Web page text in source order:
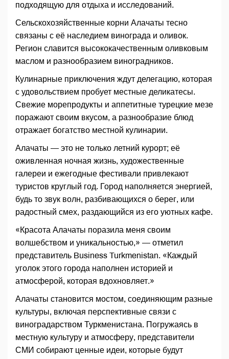
подходящую для отдыха и исследований.
Сельскохозяйственные корни Алачаты тесно
связаны с её наследием винограда и оливок.
Регион славится высококачественным оливковым
маслом и разнообразием виноградников.
Кулинарные приключения ждут делегацию, которая
с удовольствием пробует местные деликатесы.
Свежие морепродукты и аппетитные турецкие мезе
поражают своим вкусом, а разнообразие блюд
отражает богатство местной кулинарии.
Алачаты — это не только летний курорт; её
оживленная ночная жизнь, художественные
галереи и ежегодные фестивали привлекают
туристов круглый год. Город наполняется энергией,
будь то звук волн, разбивающихся о берег, или
радостный смех, раздающийся из его уютных кафе.
«Красота Алачаты поразила меня своим
волшебством и уникальностью,» — отметил
представитель Business Turkmenistan. «Каждый
уголок этого города наполнен историей и
атмосферой, которая вдохновляет.»
Алачаты становится мостом, соединяющим разные
культуры, включая перспективные связи с
виноградарством Туркменистана. Погружаясь в
местную культуру и атмосферу, представители
СМИ собирают ценные идеи, которые будут